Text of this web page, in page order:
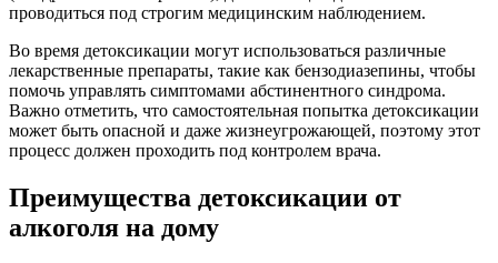
проводиться под строгим медицинским наблюдением.
Во время детоксикации могут использоваться различные
лекарственные препараты, такие как бензодиазепины, чтобы
помочь управлять симптомами абстинентного синдрома.
Важно отметить, что самостоятельная попытка детоксикации
может быть опасной и даже жизнеугрожающей, поэтому этот
процесс должен проходить под контролем врача.
Преимущества детоксикации от
алкоголя на дому